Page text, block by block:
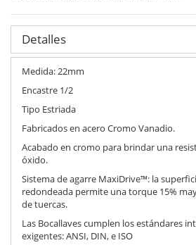
Detalles
Medida: 22mm
Encastre 1/2
Tipo Estriada
Fabricados en acero Cromo Vanadio.
Acabado en cromo para brindar una
óxido.
Sistema de agarre MaxiDrive™: la
redondeada permite una torque 15%
de tuercas.
Las Bocallaves cumplen los estándares
exigentes: ANSI, DIN, e ISO